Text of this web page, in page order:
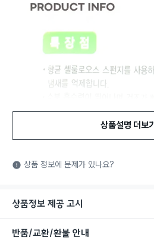
상품설명 더보기
상품 정보에 문제가 있나요?
상품정보 제공 고시
반품/교환/환불 안내